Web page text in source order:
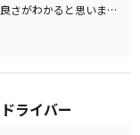
試打してみたら、、抜けの良さがわかると思います！値段は他より高いかもしれないけど、これからはハイバウンスのものが出回る？んじゃないか！。。。の予感です。試打してみないと、わからないかもしれないので、是非試打を
ライバー